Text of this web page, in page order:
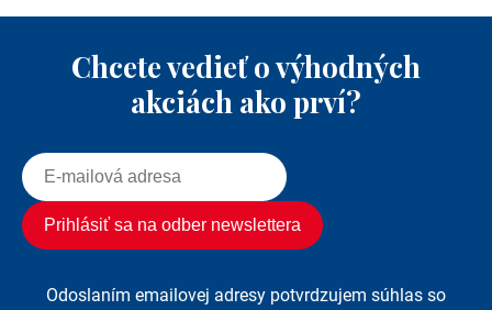
Chcete vedieť o výhodných
akciách ako prví?
Odoslaním emailovej adresy potvrdzujem súhlas so